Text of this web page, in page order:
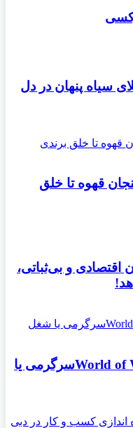
سیاه پنهان در دل
قهوه تا خلق
اقتصادی و بی‌ثباتی،
درآمدزایی از بازی World of Warcraftسرگرمی یا